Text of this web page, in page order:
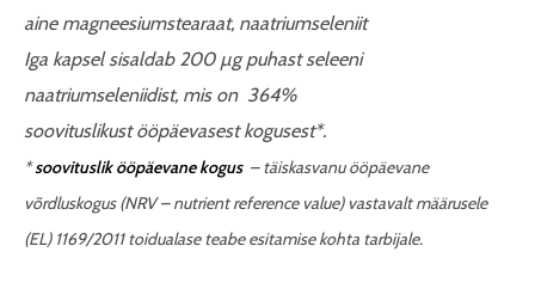
aine magneesiumstearaat, naatriumseleniit
Iga kapsel sisaldab 200 µg puhast seleeni
naatriumseleniidist, mis on 364%
soovituslikust ööpäevasest kogusest*.
*soovituslik ööpäevane kogus –täiskasvanu ööpäevane
võrdluskogus (NRV–nutrient reference value) vastavalt määrusele
(EL) 1169/2011 toidualase teabe esitamise kohta tarbijale.